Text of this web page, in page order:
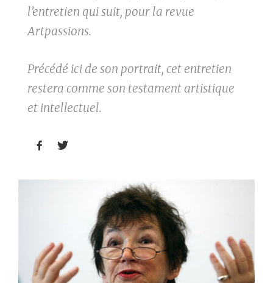
l’entretien qui suit, pour la revue
Artpassions.
Précédé ici de son portrait, cet entretien
restera comme son testament artistique
et intellectuel.
 